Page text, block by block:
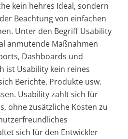
kein hehres Ideal, sondern
Beachtung von einfachen
Unter den Begriff Usability
anmutende Maßnahmen
Dashboards und
ist Usability kein reines
Berichte, Produkte usw.
Usability zahlt sich für
ohne zusätzliche Kosten zu
sich für den Entwickler